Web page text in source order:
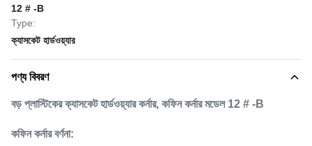
12 # -B
Type:
ক্যাসকেট হার্ডওয়্যার
পণ্য বিবরণ
বড় প্লাস্টিকের ক্যাসকেট হার্ডওয়্যার কর্নার, কফিন কর্নার মডেল 12 # -B
কফিন কর্নার বর্ণনা: